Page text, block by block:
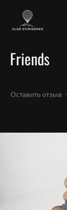
Friends
Оставить отзыв